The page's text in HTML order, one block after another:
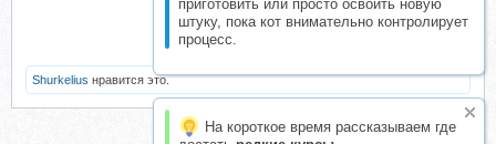
приготовить или просто освоить новую
штуку, пока кот внимательно контролирует
процесс.
На короткое время рассказываем где
Shurkelius нравится это.